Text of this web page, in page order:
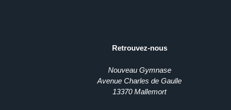
Retrouvez-nous
Nouveau Gymnase
Avenue Charles de Gaulle
13370 Mallemort